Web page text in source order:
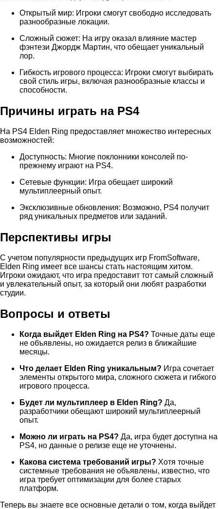
Открытый мир: Игроки смогут свободно исследовать
разнообразные локации.
Сложный сюжет: На игру оказал влияние мастер
фэнтези Джордж Мартин, что обещает уникальный
лор.
Гибкость игрового процесса: Игроки смогут выбирать
свой стиль игры, включая разнообразные классы и
способности.
Причины играть на PS4
На PS4 Elden Ring предоставляет множество интересных
возможностей:
Доступность: Многие поклонники консолей по-
прежнему играют на PS4.
Сетевые функции: Игра обещает широкий
мультиплеерный опыт.
Эксклюзивные обновления: Возможно, PS4 получит
ряд уникальных предметов или заданий.
Перспективы игры
С учетом популярности предыдущих игр FromSoftware,
Elden Ring имеет все шансы стать настоящим хитом.
Игроки ожидают, что игра предоставит тот самый сложный
и увлекательный опыт, за который они любят разработки
студии.
Вопросы и ответы
Когда выйдет Elden Ring на PS4? Точные даты еще
не объявлены, но ожидается релиз в ближайшие
месяцы.
Что делает Elden Ring уникальным? Игра сочетает
элементы открытого мира, сложного сюжета и гибкого
игрового процесса.
Будет ли мультиплеер в Elden Ring? Да,
разработчики обещают широкий мультиплеерный
опыт.
Можно ли играть на PS4? Да, игра будет доступна на
PS4, но данные о релизе еще не уточнены.
Какова система требований игры? Хотя точные
системные требования не объявлены, известно, что
игра требует оптимизации для более старых
платформ.
Теперь вы знаете все основные детали о том, когда выйдет